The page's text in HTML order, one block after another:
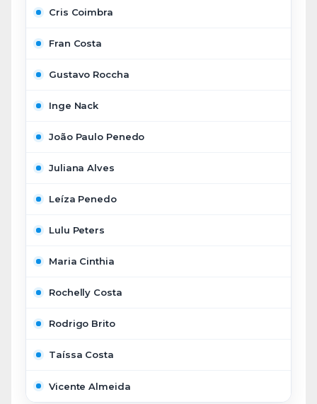
Cris Coimbra
Fran Costa
Gustavo Roccha
Inge Nack
João Paulo Penedo
Juliana Alves
Leíza Penedo
Lulu Peters
Maria Cinthia
Rochelly Costa
Rodrigo Brito
Taíssa Costa
Vicente Almeida